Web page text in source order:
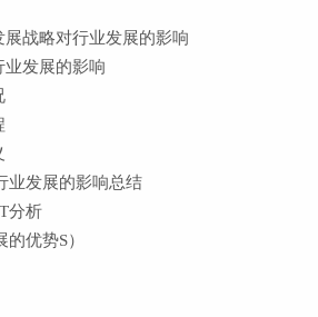
展战略对行业发展的影响
业发展的影响
业发展的影响总结
分析
优势S）